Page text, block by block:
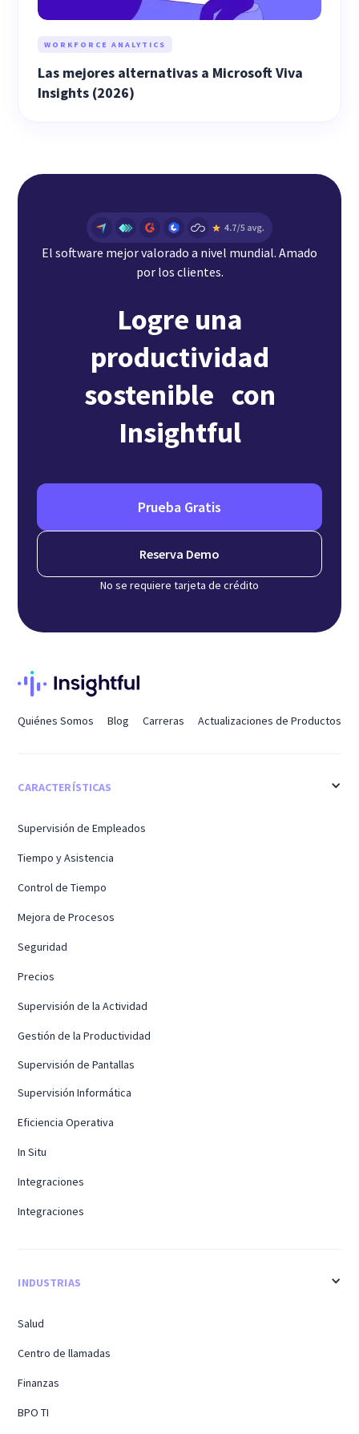
WORKFORCE ANALYTICS
Las mejores alternativas a Microsoft Viva
Insights (2026)
El software mejor valorado a nivel mundial. Amado
por los clientes.
Logre una
productividad
sostenible con
Insightful
Prueba Gratis
Reserva Demo
No se requiere tarjeta de crédito
Quiénes Somos Blog Carreras Actualizaciones de Productos
CARACTERÍSTICAS
Supervisión de Empleados
Tiempo y Asistencia
Control de Tiempo
Mejora de Procesos
Seguridad
Precios
Supervisión de la Actividad
Gestión de la Productividad
Supervisión de Pantallas
Supervisión Informática
Eficiencia Operativa
In Situ
Integraciones
Integraciones
INDUSTRIAS
Salud
Centro de llamadas
Finanzas
BPO TI